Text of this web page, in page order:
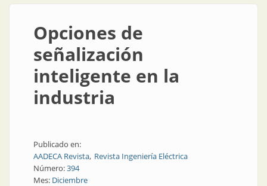
Opciones de
señalización
inteligente en la
industria
Publicado en:
AADECA Revista Revista Ingeniería Eléctrica
Número:394
Mes: Diciembre